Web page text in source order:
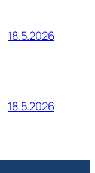
18.5.2026
18.5.2026